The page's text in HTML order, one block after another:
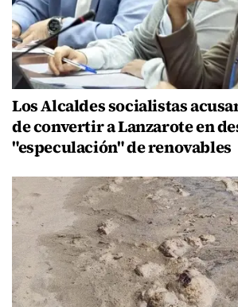
Los Alcaldes socialistas
de convertir a Lanzarote en
"especulación" de renovables